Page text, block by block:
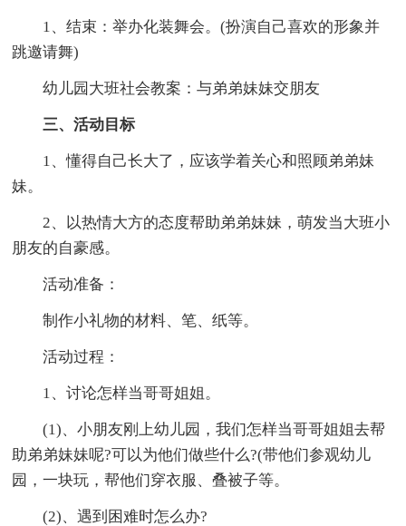
1、结束：举办化装舞会。(扮演自己喜欢的形象并
跳邀请舞)
幼儿园大班社会教案：与弟弟妹妹交朋友
三、活动目标
1、懂得自己长大了，应该学着关心和照顾弟弟妹
妹。
2、以热情大方的态度帮助弟弟妹妹，萌发当大班小
朋友的自豪感。
活动准备：
制作小礼物的材料、笔、纸等。
活动过程：
1、讨论怎样当哥哥姐姐。
(1)、小朋友刚上幼儿园，我们怎样当哥哥姐姐去帮
助弟弟妹妹呢?可以为他们做些什么?(带他们参观幼儿
园，一块玩，帮他们穿衣服、叠被子等。
(2)、遇到困难时怎么办?